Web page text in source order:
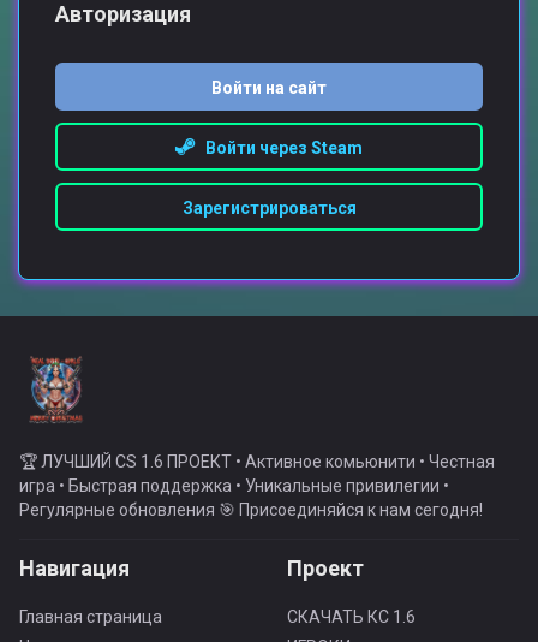
Авторизация
Войти на сайт
Войти через Steam
Зарегистрироваться
🏆 ЛУЧШИЙ CS 1.6 ПРОЕКТ • Активное комьюнити • Честная
игра • Быстрая поддержка • Уникальные привилегии •
Регулярные обновления 🎯 Присоединяйся к нам сегодня!
Навигация
Главная страница
Проект
СКАЧАТЬ КС 1.6